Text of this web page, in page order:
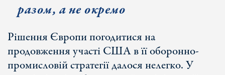
разом, а не окремо
Рішення Європи погодитися на
продовження участі США в її оборонно-
промисловій стратегії далося нелегко. У